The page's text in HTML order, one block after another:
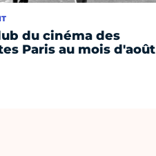
du cinéma des
Paris au mois d'août